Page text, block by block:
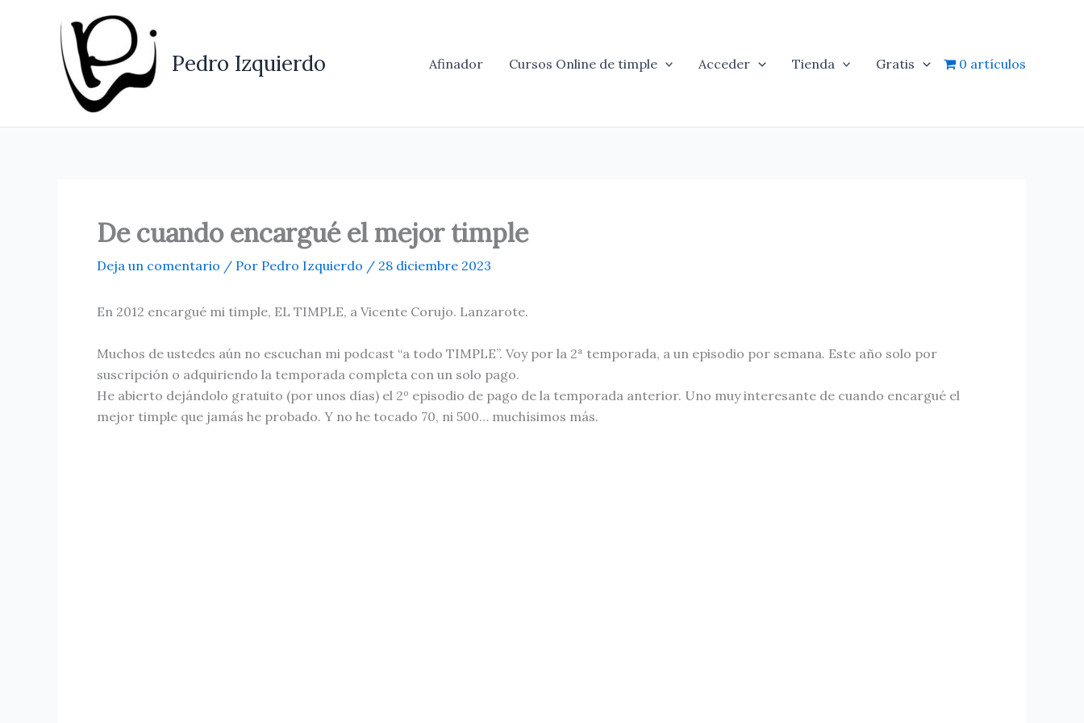
contenido
Pedro Izquierdo Afinador Cursos Online de timple Acceder Tienda Gratis 0 artículos
De cuando encargué el mejor timple
Deja un comentario / Por Pedro Izquierdo / 28 diciembre 2023
En 2012 encargué mi timple, EL TIMPLE, a Vicente Corujo. Lanzarote.
Muchos de ustedes aún no escuchan mi podcast “a todo TIMPLE”. Voy por la 2ª temporada, a un episodio por semana. Este año solo por
suscripción o adquiriendo la temporada completa con un solo pago.
He abierto dejándolo gratuito (por unos días) el 2º episodio de pago de la temporada anterior. Uno muy interesante de cuando encargué el
mejor timple que jamás he probado. Y no he tocado 70, ni 500… muchísimos más.